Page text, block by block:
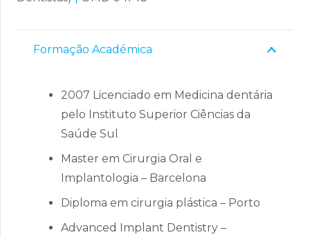
Formação Académica
2007 Licenciado em Medicina dentária
pelo Instituto Superior Ciências da
Saúde Sul
Master em Cirurgia Oral e
Implantologia – Barcelona
Diploma em cirurgia plástica – Porto
Advanced Implant Dentistry –